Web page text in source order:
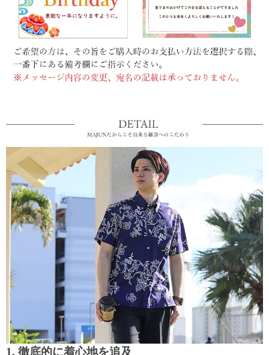
1. 徹底的に着心地を追及